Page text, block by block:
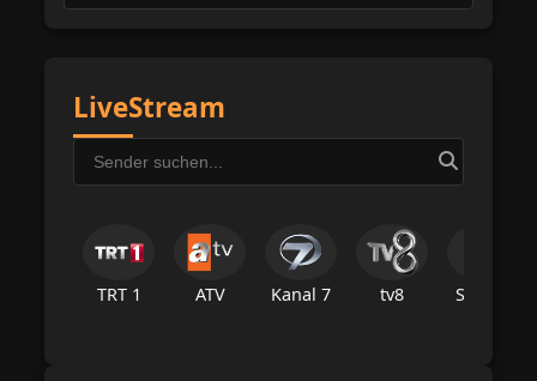
LiveStream
TRT 1 ATV Kanal 7 tv8 Star Tv